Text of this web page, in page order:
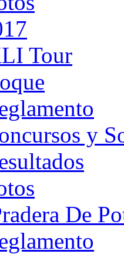
Tour
y
De